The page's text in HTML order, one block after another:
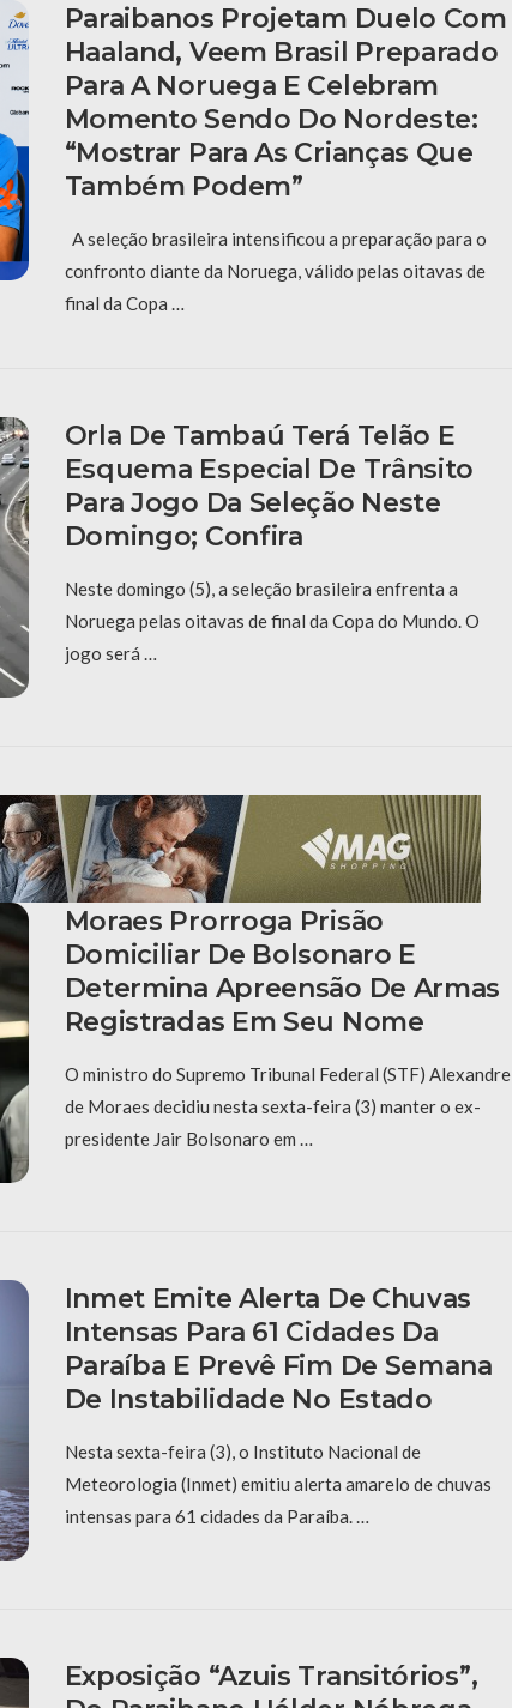
Paraibanos Projetam Duelo Com
Haaland, Veem Brasil Preparado
Para A Noruega E Celebram
Momento Sendo Do Nordeste:
“Mostrar Para As Crianças Que
Também Podem”
A seleção brasileira intensificou a preparação para o
confronto diante da Noruega, válido pelas oitavas de
final da Copa …
Orla De Tambaú Terá Telão E
Esquema Especial De Trânsito
Para Jogo Da Seleção Neste
Domingo; Confira
Neste domingo (5), a seleção brasileira enfrenta a
Noruega pelas oitavas de final da Copa do Mundo. O
jogo será …
Moraes Prorroga Prisão
Domiciliar De Bolsonaro E
Determina Apreensão De Armas
Registradas Em Seu Nome
O ministro do Supremo Tribunal Federal (STF) Alexandre
de Moraes decidiu nesta sexta-feira (3) manter o ex-
presidente Jair Bolsonaro em …
Inmet Emite Alerta De Chuvas
Intensas Para 61 Cidades Da
Paraíba E Prevê Fim De Semana
De Instabilidade No Estado
Nesta sexta-feira (3), o Instituto Nacional de
Meteorologia (Inmet) emitiu alerta amarelo de chuvas
intensas para 61 cidades da Paraíba. …
Exposição “Azuis Transitórios”,